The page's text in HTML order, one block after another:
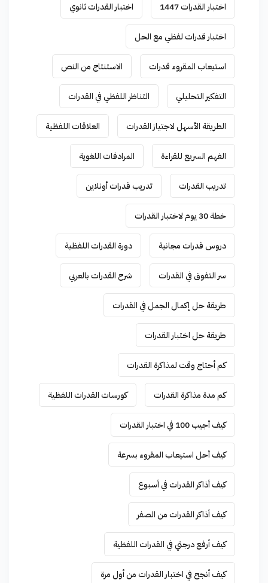
اختبار القدرات 1447 اختبار القدرات ثانوي
اختبار قدرات لفظي مع الحل
استيعاب المقروء قدرات الاستنتاج من النص
التفكير التحليلي التناظر اللفظي في القدرات
الطريقة الأسهل لاجتياز القدرات العلاقات اللفظية
الفهم السريع للقراءة المرادفات اللغوية
تدريب القدرات تدريب قدرات أونلاين
خطة 30 يوم لاختبار القدرات
دروس قدرات مجانية دورة القدرات اللفظية
سر التفوق في القدرات شرح القدرات بالعربي
طريقة حل إكمال الجمل في القدرات
طريقة حل اختبار القدرات
كم أحتاج وقت لمذاكرة القدرات
كم مدة مذاكرة القدرات كورسات القدرات اللفظية
كيف أجيب 100 في اختبار القدرات
كيف أحل استيعاب المقروء بسرعة
كيف أذاكر القدرات في أسبوع
كيف أذاكر القدرات من الصفر
كيف أرفع درجتي في القدرات اللفظية
كيف أنجح في اختبار القدرات من أول مرة